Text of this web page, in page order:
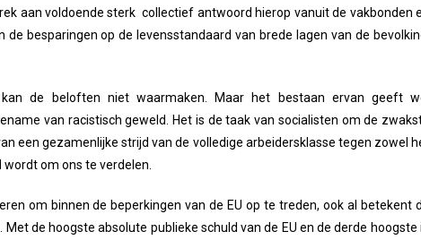
aan voldoende sterk collectief antwoord hierop vanuit de vakbonden
besparingen op de levensstandaard van brede lagen van de
de beloften niet waarmaken. Maar het bestaan ervan geeft
van racistisch geweld. Het is de taak van socialisten om de
een gezamenlijke strijd van de volledige arbeidersklasse tegen zowel
om ons te verdelen.
om binnen de beperkingen van de EU op te treden, ook al betekent
de hoogste absolute publieke schuld van de EU en de derde hoogste